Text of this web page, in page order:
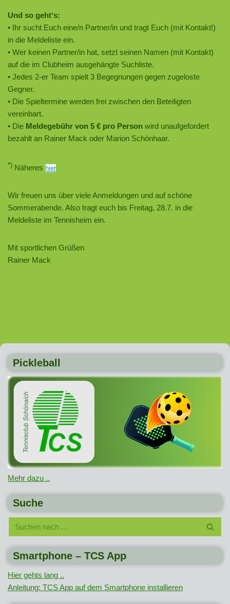
Und so geht‘s:
• Ihr sucht Euch eine/n Partner/in und tragt Euch (mit Kontakt!)
in die Meldeliste ein.
• Wer keinen Partner/in hat, setzt seinen Namen (mit Kontakt)
auf die im Clubheim ausgehängte Suchliste.
• Jedes 2-er Team spielt 3 Begegnungen gegen zugeloste
Gegner.
• Die Spieltermine werden frei zwischen den Beteiligten
vereinbart.
• Die Meldegebühr von 5 € pro Person wird unaufgefordert
bezahlt an Rainer Mack oder Marion Schönhaar.
*) Näheres hier
Wir freuen uns über viele Anmeldungen und auf schöne
Sommerabende. Also tragt euch bis Freitag, 28.7. in die
Meldeliste im Tennisheim ein.
Mit sportlichen Grüßen
Rainer Mack
Pickleball
Mehr dazu ..
Suche
Smartphone – TCS App
Hier gehts lang ..
Anleitung: TCS App auf dem Smartphone installieren